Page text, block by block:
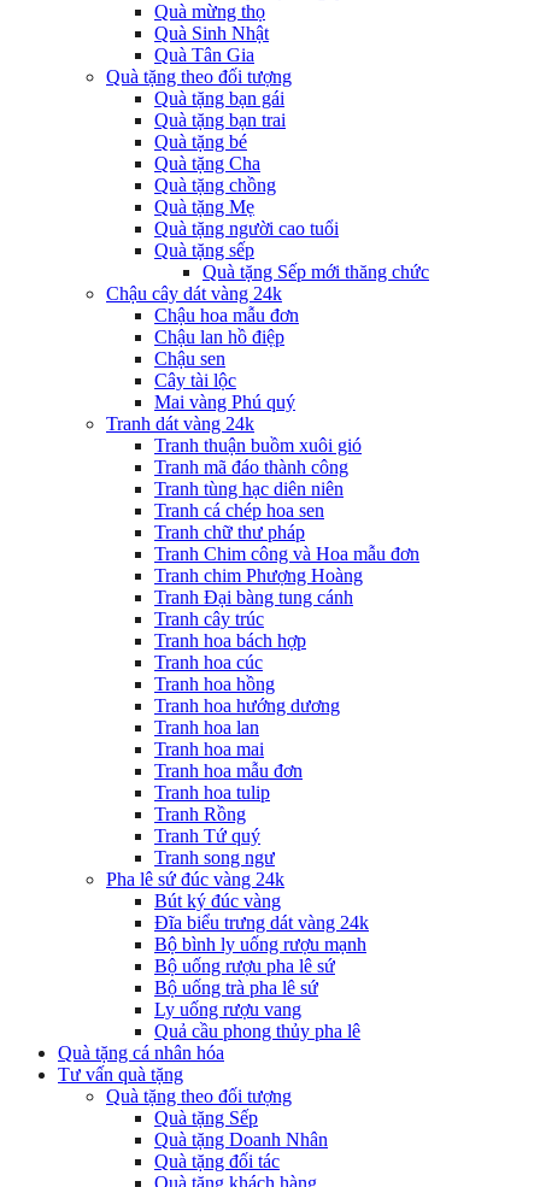
Quà mừng thọ
Quà Sinh Nhật
Quà Tân Gia
Quà tặng theo đối tượng
Quà tặng bạn gái
Quà tặng bạn trai
Quà tặng bé
Quà tặng Cha
Quà tặng chồng
Quà tặng Mẹ
Quà tặng người cao tuổi
Quà tặng sếp
Quà tặng Sếp mới thăng chức
Chậu cây dát vàng 24k
Chậu hoa mẫu đơn
Chậu lan hồ điệp
Chậu sen
Cây tài lộc
Mai vàng Phú quý
Tranh dát vàng 24k
Tranh thuận buồm xuôi gió
Tranh mã đáo thành công
Tranh tùng hạc diên niên
Tranh cá chép hoa sen
Tranh chữ thư pháp
Tranh Chim công và Hoa mẫu đơn
Tranh chim Phượng Hoàng
Tranh Đại bàng tung cánh
Tranh cây trúc
Tranh hoa bách hợp
Tranh hoa cúc
Tranh hoa hồng
Tranh hoa hướng dương
Tranh hoa lan
Tranh hoa mai
Tranh hoa mẫu đơn
Tranh hoa tulip
Tranh Rồng
Tranh Tứ quý
Tranh song ngư
Pha lê sứ đúc vàng 24k
Bút ký đúc vàng
Đĩa biểu trưng dát vàng 24k
Bộ bình ly uống rượu mạnh
Bộ uống rượu pha lê sứ
Bộ uống trà pha lê sứ
Ly uống rượu vang
Quả cầu phong thủy pha lê
Quà tặng cá nhân hóa
Tư vấn quà tặng
Quà tặng theo đối tượng
Quà tặng Sếp
Quà tặng Doanh Nhân
Quà tặng đối tác